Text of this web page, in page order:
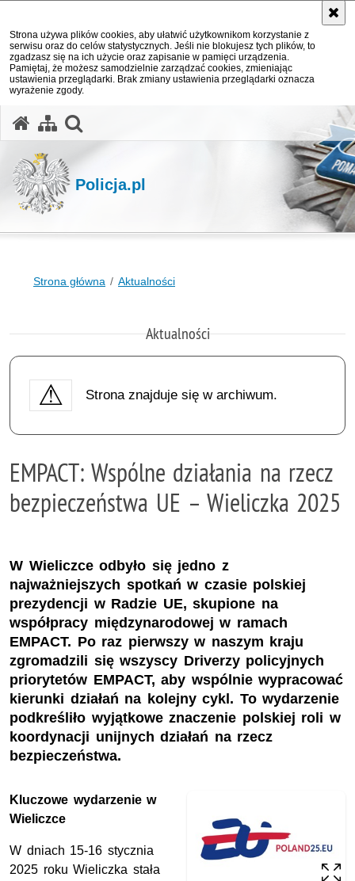
Strona używa plików cookies, aby ułatwić użytkownikom korzystanie z
serwisu oraz do celów statystycznych. Jeśli nie blokujesz tych plików, to
zgadzasz się na ich użycie oraz zapisanie w pamięci urządzenia.
Pamiętaj, że możesz samodzielnie zarządzać cookies, zmieniając
ustawienia przeglądarki. Brak zmiany ustawienia przeglądarki oznacza
wyrażenie zgody.
Policja.pl
Strona główna Aktualności
Aktualności
Strona znajduje się w archiwum.
EMPACT: Wspólne działania na rzecz
bezpieczeństwa UE – Wieliczka 2025
W Wieliczce odbyło się jedno z
najważniejszych spotkań w czasie polskiej
prezydencji w Radzie UE, skupione na
współpracy międzynarodowej w ramach
EMPACT. Po raz pierwszy w naszym kraju
zgromadzili się wszyscy Driverzy policyjnych
priorytetów EMPACT, aby wspólnie wypracować
kierunki działań na kolejny cykl. To wydarzenie
podkreśliło wyjątkowe znaczenie polskiej roli w
koordynacji unijnych działań na rzecz
bezpieczeństwa.
Kluczowe wydarzenie w
Wieliczce
W dniach 15-16 stycznia
2025 roku Wieliczka stała